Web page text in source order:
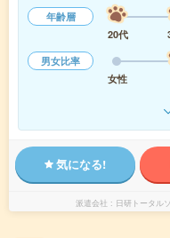
年齢層
20代
男女比率
女性
気になる!
派遣会社 日研トータル